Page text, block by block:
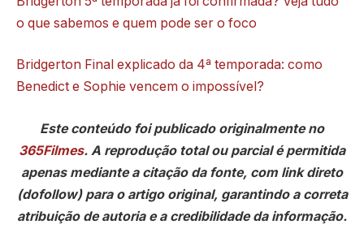
o que sabemos e quem pode ser o foco
Bridgerton Final explicado da 4ª temporada: como
Benedict e Sophie vencem o impossível?
Este conteúdo foi publicado originalmente no
365Filmes. A reprodução total ou parcial é permitida
apenas mediante a citação da fonte, com link direto
(dofollow) para o artigo original, garantindo a correta
atribuição de autoria e a credibilidade da informação.